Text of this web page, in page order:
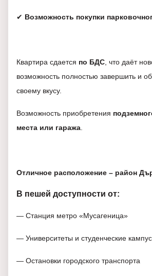
✔ Возможность покупки
Квартира сдается по БДС , что даёт
возможность полностью завершить и
своему вкусу.
Возможность приобретения
места или гаража
Отличное расположение – район
В пешей доступности от:
— Станция метро «Мусагеница»
— Университеты и студенческие
— Остановки городского транспорта